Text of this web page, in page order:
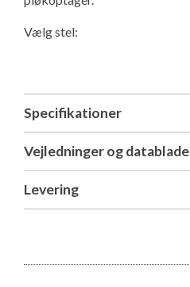
Vælg stel:
Specifikationer
Vejledninger og datablade
Levering